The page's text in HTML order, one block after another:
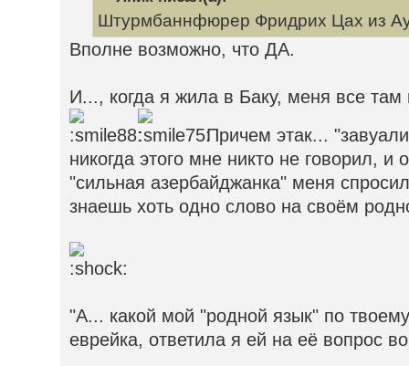
Штурмбаннфюрер Фридрих Цах из
Вполне возможно, что ДА.
И..., когда я жила в Баку, меня все там
Причем этак...
никогда этого мне никто не говорил,
"сильная азербайджанка" меня
знаешь хоть одно слово на своём
"А... какой мой "родной язык" по
еврейка, ответила я ей на её вопрос